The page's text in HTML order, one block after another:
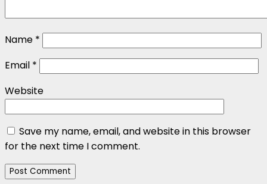
Name *
Email *
Website
Save my name, email, and website in this browser
for the next time I comment.